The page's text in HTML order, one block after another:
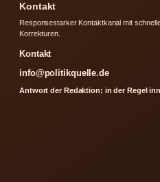
Kontakt
Responsestarker Kontaktkanal mit
Korrekturen.
Kontakt
info@politikquelle.de
Antwort der Redaktion: in der Regel